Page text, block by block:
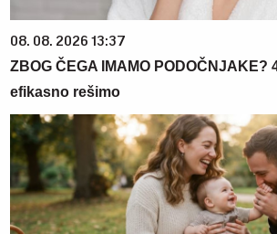
08. 08. 2026 13:37
ZBOG ČEGA IMAMO PODOČNJAKE?
efikasno rešimo